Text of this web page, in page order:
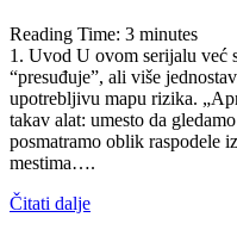
Reading Time: 3 minutes
1. Uvod U ovom serijalu već
“presuđuje”, ali više
upotrebljivu mapu rizika.
takav alat: umesto da
posmatramo oblik raspodele
mestima….
Čitati dalje